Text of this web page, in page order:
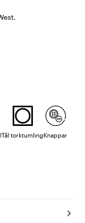
Tål torktumlingKnappar